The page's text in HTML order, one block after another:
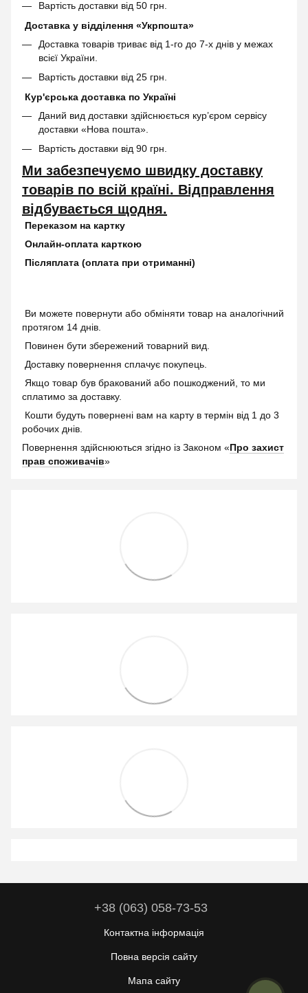
Вартість доставки від 50 грн.
Доставка у відділення «Укрпошта»
Доставка товарів триває від 1-го до 7-х днів у межах
всієї України.
Вартість доставки від 25 грн.
Кур'єрська доставка по Україні
Даний вид доставки здійснюється кур’єром сервісу
доставки «Нова пошта».
Вартість доставки від 90 грн.
Ми забезпечуємо швидку доставку
товарів по всій країні. Відправлення
відбувається щодня.
Переказом на картку
Онлайн-оплата карткою
Післяплата (оплата при отриманні)
Ви можете повернути або обміняти товар на аналогічний
протягом 14 днів.
Повинен бути збережений товарний вид.
Доставку повернення сплачує покупець.
Якщо товар був бракований або пошкоджений, то ми
сплатимо за доставку.
Кошти будуть повернені вам на карту в термін від 1 до 3
робочих днів.
Повернення здійснюються згідно із Законом «Про захист
прав споживачів»
+38 (063) 058-73-53
Контактна інформація
Повна версія сайту
Мапа сайту